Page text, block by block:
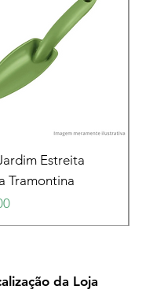
Estreita
Tramontina
da Loja